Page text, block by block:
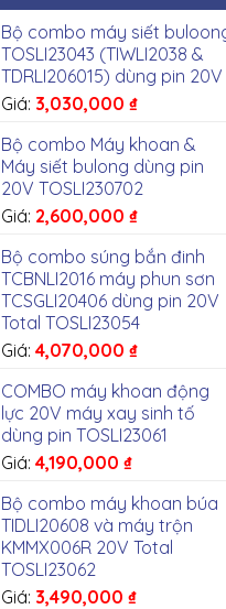
Bộ combo máy siết
TOSLI23043 (TIWLI2038 &
TDRLI206015) dùng pin 20V
Giá: 3,030,000 ₫
Bộ combo Máy khoan &
Máy siết bulong dùng pin
20V TOSLI230702
Giá: 2,600,000 ₫
Bộ combo súng bắn đinh
TCBNLI2016 máy phun sơn
TCSGLI20406 dùng pin 20V
Total TOSLI23054
Giá: 4,070,000 ₫
COMBO máy khoan động
lực 20V máy xay sinh tố
dùng pin TOSLI23061
Giá: 4,190,000 ₫
Bộ combo máy khoan búa
TIDLI20608 và máy trộn
KMMX006R 20V Total
TOSLI23062
Giá: 3,490,000 ₫